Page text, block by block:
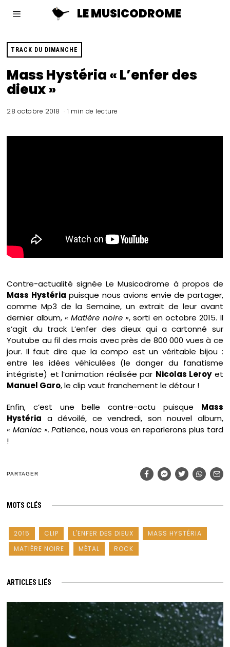
LE MUSICODROME
TRACK DU DIMANCHE
Mass Hystéria « L’enfer des
dieux »
28 octobre 2018 1 min de lecture
Contre-actualité signée Le Musicodrome à propos de
Mass Hystéria puisque nous avions envie de partager,
comme Mp3 de la Semaine, un extrait de leur avant
dernier album,« Matière noire », sorti en octobre 2015. Il
s’agit du track L’enfer des dieux qui a cartonné sur
Youtube au fil des mois avec près de 800 000 vues à ce
jour. Il faut dire que la compo est un véritable bijou :
entre les idées véhiculées (le danger du fanatisme
intégriste) et l’animation réalisée par Nicolas Leroyet
Manuel Garo, le clip vaut franchement le détour !
Enfin, c’est une belle contre-actu puisque Mass
Hystéria a dévoilé, ce vendredi, son nouvel album,
« Maniac ». Patience, nous vous en reparlerons plus tard
!
PARTAGER
MOTS CLÉS
2015 CLIP L'ENFER DES DIEUX
MASS HYSTÉRIA
MATIÈRE NOIRE
MÉTAL ROCK
ARTICLES LIÉS